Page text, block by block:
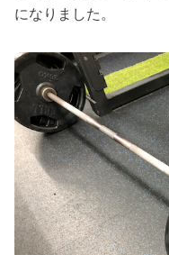
になりました。